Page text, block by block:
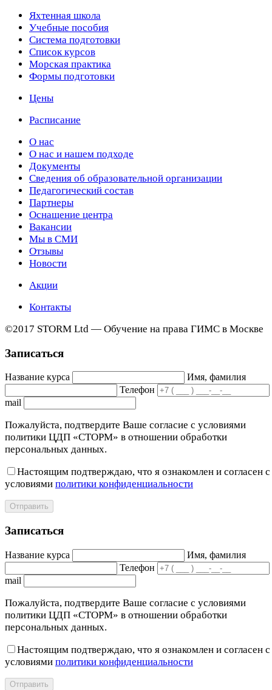
Яхтенная школа
Учебные пособия
Cистема подготовки
Список курсов
Морская практика
Формы подготовки
Цены
Расписание
О нас
О нас и нашем подходе
Документы
Сведения об образовательной организации
Педагогический состав
Партнеры
Оснащение центра
Вакансии
Мы в СМИ
Отзывы
Новости
Акции
Контакты
©2017 STORM Ltd — Обучение на права ГИМС в Москве
Записаться
Название курса
Имя, фамилия
Телефон
mail
Пожалуйста, подтвердите Ваше согласие с условиями
политики ЦДП «СТОРМ» в отношении обработки
персональных данных.
Настоящим подтверждаю, что я ознакомлен и согласен с
условиями политики конфиденциальности
Отправить
Записаться
Название курса
Имя, фамилия
Телефон
mail
Пожалуйста, подтвердите Ваше согласие с условиями
политики ЦДП «СТОРМ» в отношении обработки
персональных данных.
Настоящим подтверждаю, что я ознакомлен и согласен с
условиями политики конфиденциальности
Отправить